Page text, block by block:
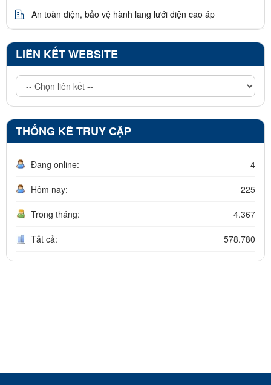
An toàn điện, bảo vệ hành lang lưới điện cao áp
LIÊN KẾT WEBSITE
THỐNG KÊ TRUY CẬP
Đang online: 4
Hôm nay: 225
Trong tháng: 4.367
Tất cả: 578.780